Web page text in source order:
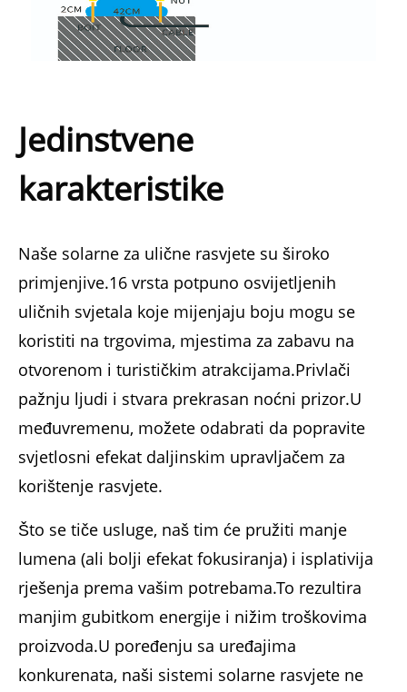
Jedinstvene
karakteristike
Naše solarne za ulične rasvjete su široko
primjenjive.16 vrsta potpuno osvijetljenih
uličnih svjetala koje mijenjaju boju mogu se
koristiti na trgovima, mjestima za zabavu na
otvorenom i turističkim atrakcijama.Privlači
pažnju ljudi i stvara prekrasan noćni prizor.U
međuvremenu, možete odabrati da popravite
svjetlosni efekat daljinskim upravljačem za
korištenje rasvjete.
Što se tiče usluge, naš tim će pružiti manje
lumena (ali bolji efekat fokusiranja) i isplativija
rješenja prema vašim potrebama.To rezultira
manjim gubitkom energije i nižim troškovima
proizvoda.U poređenju sa uređajima
konkurenata, naši sistemi solarne rasvjete ne